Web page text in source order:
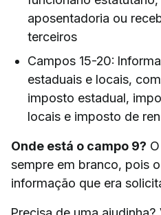
aposentadoria ou
terceiros
Campos 15-20:
estaduais e locais,
imposto estadual,
locais e imposto de
Onde está o campo 9?
sempre em branco, pois
informação que era